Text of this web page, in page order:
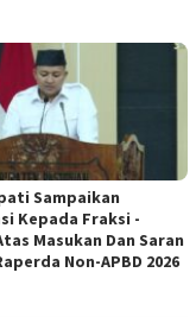
Sampaikan
Kepada Fraksi -
Masukan Dan Saran
Non-APBD 2026